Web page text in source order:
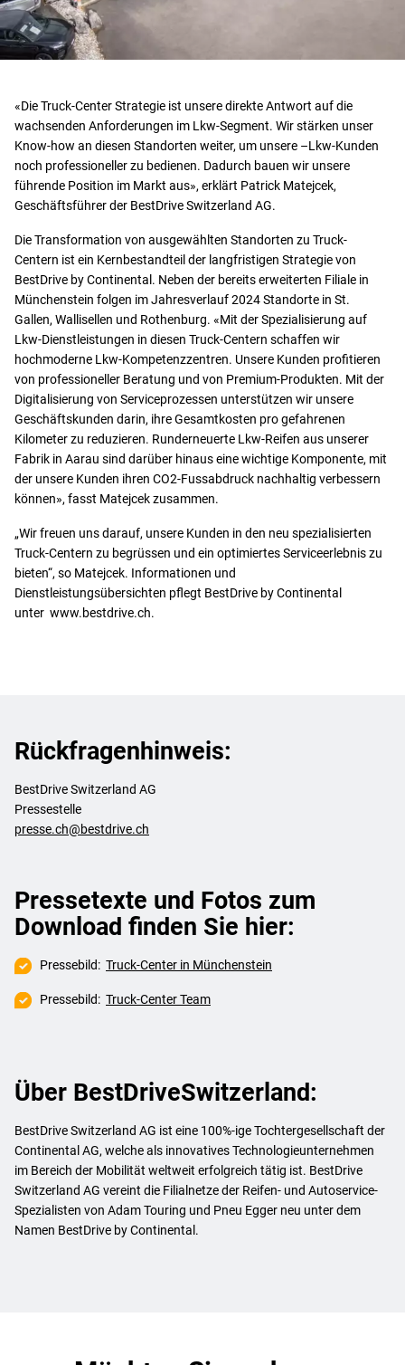
«Die Truck-Center Strategie ist unsere direkte Antwort auf die
wachsenden Anforderungen im Lkw-Segment. Wir stärken unser
Know-how an diesen Standorten weiter, um unsere –Lkw-Kunden
noch professioneller zu bedienen. Dadurch bauen wir unsere
führende Position im Markt aus», erklärt Patrick Matejcek,
Geschäftsführer der BestDrive Switzerland AG.
Die Transformation von ausgewählten Standorten zu Truck-
Centern ist ein Kernbestandteil der langfristigen Strategie von
BestDrive by Continental. Neben der bereits erweiterten Filiale in
Münchenstein folgen im Jahresverlauf 2024 Standorte in St.
Gallen, Wallisellen und Rothenburg. «Mit der Spezialisierung auf
Lkw-Dienstleistungen in diesen Truck-Centern schaffen wir
hochmoderne Lkw-Kompetenzzentren. Unsere Kunden profitieren
von professioneller Beratung und von Premium-Produkten. Mit der
Digitalisierung von Serviceprozessen unterstützen wir unsere
Geschäftskunden darin, ihre Gesamtkosten pro gefahrenen
Kilometer zu reduzieren. Runderneuerte Lkw-Reifen aus unserer
Fabrik in Aarau sind darüber hinaus eine wichtige Komponente, mit
der unsere Kunden ihren CO2-Fussabdruck nachhaltig verbessern
können», fasst Matejcek zusammen.
„Wir freuen uns darauf, unsere Kunden in den neu spezialisierten
Truck-Centern zu begrüssen und ein optimiertes Serviceerlebnis zu
bieten“, so Matejcek. Informationen und
Dienstleistungsübersichten pflegt BestDrive by Continental
unter www.bestdrive.ch.
Rückfragenhinweis:
BestDrive Switzerland AG
Pressestelle
presse.ch@bestdrive.ch
Pressetexte und Fotos zum
Download finden Sie hier:
Pressebild: Truck-Center in Münchenstein
Pressebild: Truck-Center Team
Über BestDriveSwitzerland:
BestDrive Switzerland AG ist eine 100%-ige Tochtergesellschaft der
Continental AG, welche als innovatives Technologieunternehmen
im Bereich der Mobilität weltweit erfolgreich tätig ist. BestDrive
Switzerland AG vereint die Filialnetze der Reifen- und Autoservice-
Spezialisten von Adam Touring und Pneu Egger neu unter dem
Namen BestDrive by Continental.